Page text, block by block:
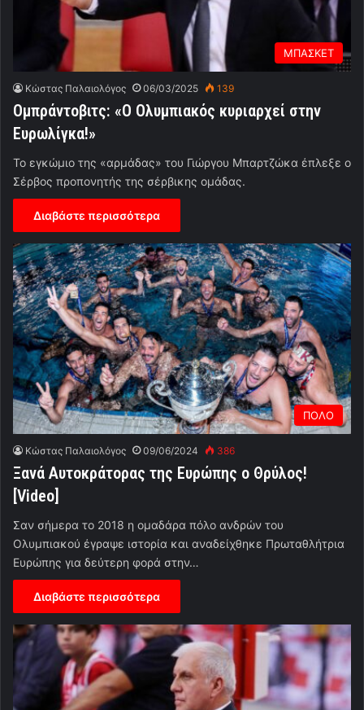
ΜΠΑΣΚΕΤ
Κώστας Παλαιολόγος 06/03/2025 139
Ομπράντοβιτς: «Ο Ολυμπιακός κυριαρχεί στην
Ευρωλίγκα!»
Το εγκώμιο της «αρμάδας» του Γιώργου Μπαρτζώκα έπλεξε ο
Σέρβος προπονητής της σέρβικης ομάδας.
Διαβάστε περισσότερα
ΠΟΛΟ
Κώστας Παλαιολόγος 09/06/2024 386
Ξανά Αυτοκράτορας της Ευρώπης ο Θρύλος!
[Video]
Σαν σήμερα το 2018 η ομαδάρα πόλο ανδρών του
Ολυμπιακού έγραψε ιστορία και αναδείχθηκε Πρωταθλήτρια
Ευρώπης για δεύτερη φορά στην…
Διαβάστε περισσότερα